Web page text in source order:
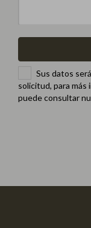
Sus datos
solicitud, para más
puede consultar